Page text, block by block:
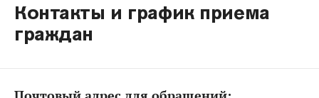
Контакты и график приема
граждан